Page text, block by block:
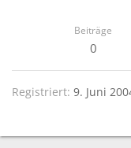
Beiträge
0
Registriert 9. Juni